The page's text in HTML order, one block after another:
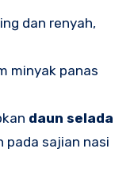
dan renyah,
minyak panas
daun selada
pada sajian nasi